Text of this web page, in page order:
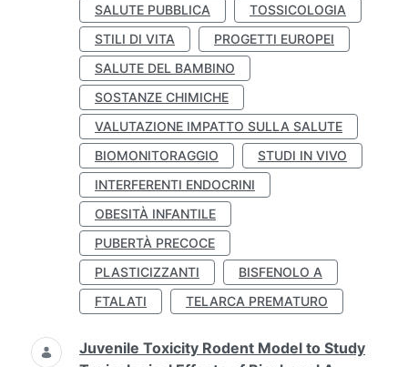
SALUTE PUBBLICA
TOSSICOLOGIA
STILI DI VITA
PROGETTI EUROPEI
SALUTE DEL BAMBINO
SOSTANZE CHIMICHE
VALUTAZIONE IMPATTO SULLA SALUTE
BIOMONITORAGGIO
STUDI IN VIVO
INTERFERENTI ENDOCRINI
OBESITÀ INFANTILE
PUBERTÀ PRECOCE
PLASTICIZZANTI
BISFENOLO A
FTALATI
TELARCA PREMATURO
Juvenile Toxicity Rodent Model to Study